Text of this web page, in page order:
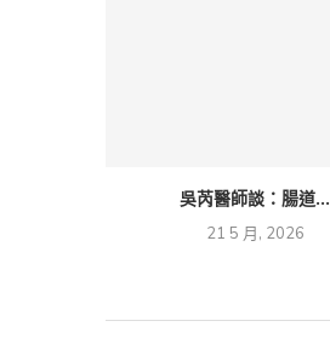
吳芮醫師談：腸道...
21 5 月, 2026